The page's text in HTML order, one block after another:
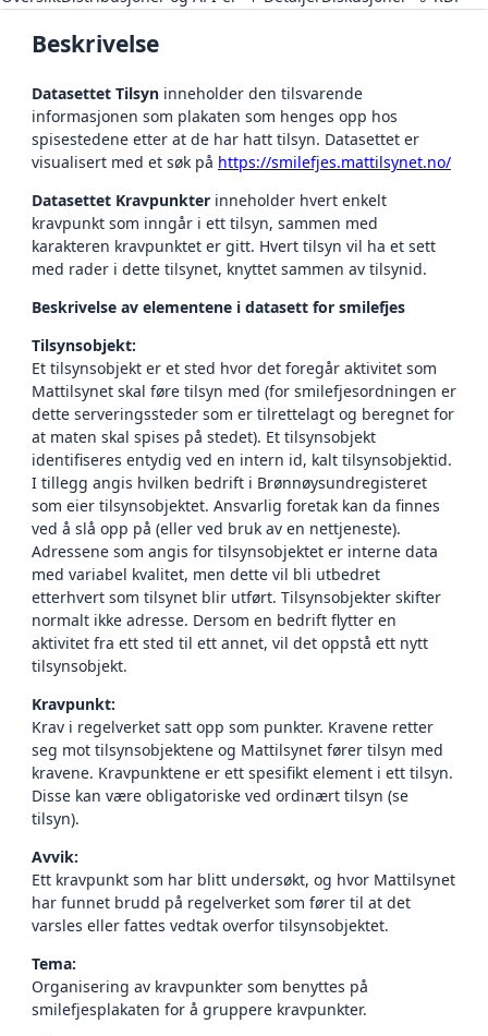
Beskrivelse
Datasettet Tilsyn inneholder den tilsvarende
informasjonen som plakaten som henges opp hos
spisestedene etter at de har hatt tilsyn. Datasettet er
visualisert med et søk på https://smilefjes.mattilsynet.no/
Datasettet Kravpunkter inneholder hvert enkelt
kravpunkt som inngår i ett tilsyn, sammen med
karakteren kravpunktet er gitt. Hvert tilsyn vil ha et sett
med rader i dette tilsynet, knyttet sammen av tilsynid.
Beskrivelse av elementene i datasett for smilefjes
Tilsynsobjekt:
Et tilsynsobjekt er et sted hvor det foregår aktivitet som
Mattilsynet skal føre tilsyn med (for smilefjesordningen er
dette serveringssteder som er tilrettelagt og beregnet for
at maten skal spises på stedet). Et tilsynsobjekt
identifiseres entydig ved en intern id, kalt tilsynsobjektid.
I tillegg angis hvilken bedrift i Brønnøysundregisteret
som eier tilsynsobjektet. Ansvarlig foretak kan da finnes
ved å slå opp på (eller ved bruk av en nettjeneste).
Adressene som angis for tilsynsobjektet er interne data
med variabel kvalitet, men dette vil bli utbedret
etterhvert som tilsynet blir utført. Tilsynsobjekter skifter
normalt ikke adresse. Dersom en bedrift flytter en
aktivitet fra ett sted til ett annet, vil det oppstå ett nytt
tilsynsobjekt.
Kravpunkt:
Krav i regelverket satt opp som punkter. Kravene retter
seg mot tilsynsobjektene og Mattilsynet fører tilsyn med
kravene. Kravpunktene er ett spesifikt element i ett tilsyn.
Disse kan være obligatoriske ved ordinært tilsyn (se
tilsyn).
Avvik:
Ett kravpunkt som har blitt undersøkt, og hvor Mattilsynet
har funnet brudd på regelverket som fører til at det
varsles eller fattes vedtak overfor tilsynsobjektet.
Tema:
Organisering av kravpunkter som benyttes på
smilefjesplakaten for å gruppere kravpunkter.